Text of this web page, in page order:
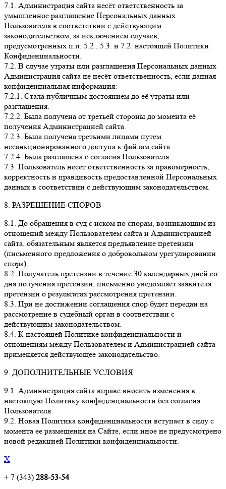
7.1. Администрация сайта несёт ответственность за
умышленное разглашение Персональных данных
Пользователя в соответствии с действующим
законодательством, за исключением случаев,
предусмотренных п.п. 5.2., 5.3. и 7.2. настоящей Политики
Конфиденциальности.
7.2. В случае утраты или разглашения Персональных данных
Администрация сайта не несёт ответственность, если данная
конфиденциальная информация:
7.2.1. Стала публичным достоянием до её утраты или
разглашения.
7.2.2. Была получена от третьей стороны до момента её
получения Администрацией сайта.
7.2.3. Была получена третьими лицами путем
несанкционированного доступа к файлам сайта.
7.2.4. Была разглашена с согласия Пользователя.
7.3. Пользователь несет ответственность за правомерность,
корректность и правдивость предоставленной Персональных
данных в соответствии с действующим законодательством.
8. РАЗРЕШЕНИЕ СПОРОВ
8.1. До обращения в суд с иском по спорам, возникающим из
отношений между Пользователем сайта и Администрацией
сайта, обязательным является предъявление претензии
(письменного предложения о добровольном урегулировании
спора).
8.2 .Получатель претензии в течение 30 календарных дней со
дня получения претензии, письменно уведомляет заявителя
претензии о результатах рассмотрения претензии.
8.3. При не достижении соглашения спор будет передан на
рассмотрение в судебный орган в соответствии с
действующим законодательством.
8.4. К настоящей Политике конфиденциальности и
отношениям между Пользователем и Администрацией сайта
применяется действующее законодательство.
9. ДОПОЛНИТЕЛЬНЫЕ УСЛОВИЯ
9.1. Администрация сайта вправе вносить изменения в
настоящую Политику конфиденциальности без согласия
Пользователя.
9.2. Новая Политика конфиденциальности вступает в силу с
момента ее размещения на Сайте, если иное не предусмотрено
новой редакцией Политики конфиденциальности.
X
+ 7 (343) 288-53-54